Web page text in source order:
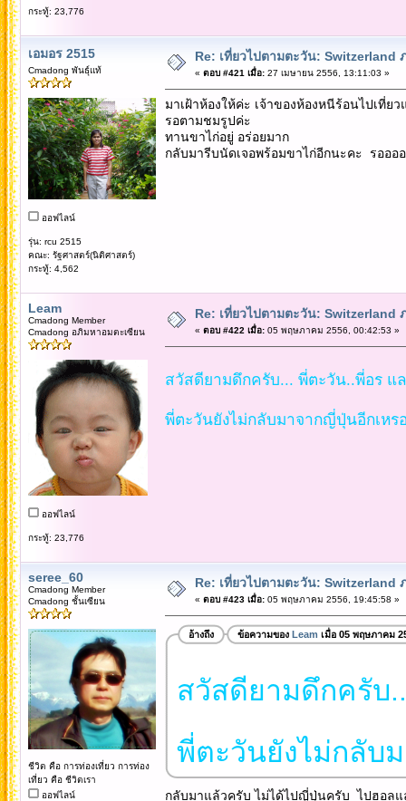
กระทู้: 23,776
เอมอร 2515
Cmadong พันธุ์แท้
ออฟไลน์
รุ่น: rcu 2515
คณะ: รัฐศาสตร์(นิติศาสตร์)
กระทู้: 4,562
Re: เที่ยวไปตามตะวัน: Switzerland
« ตอบ #421 เมื่อ:27 เมษายน 2556, 13:11:03 »
มาเฝ้าห้องให้ค่ะ เจ้าของห้องหนีร้อนไปเที่ย
รอตามชมรูปค่ะ
ทานขาไก่อยู่ อร่อยมาก
กลับมารีบนัดเจอพร้อมขาไก่อีกนะคะ รอออ
Leam
Cmadong Member
Cmadong อภิมหาอมตะเซียน
ออฟไลน์
กระทู้: 23,776
Re: เที่ยวไปตามตะวัน: Switzerland
« ตอบ #422 เมื่อ:05 พฤษภาคม 2556, 00:42:53 »
สวัสดียามดึกครับ... พี่ตะวัน..พี่อร แ
พี่ตะวันยังไม่กลับมาจากญี่ปุ่นอีกเหร
seree_60
Cmadong Member
Cmadong ชั้นเซียน
ชีวิต คือ การท่องเที่ยว การท่อง
เที่ยว คือ ชีวิตเรา
ออฟไลน์
Re: เที่ยวไปตามตะวัน: Switzerland
« ตอบ #423 เมื่อ:05 พฤษภาคม 2556, 19:45:58 »
อ้างถึง ข้อความของ Leam เมื่อ 05 พฤษภาคม
สวัสดียามดึกครับ
พี่ตะวันยังไม่กลับ
กลับมาแล้วครับ ไม่ได้ไปญี่ปุ่นครับ ไปฮอลแ